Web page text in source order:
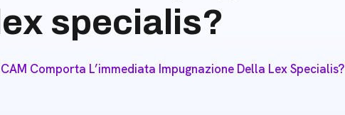
specialis?
Comporta L’immediata Impugnazione Della Lex Specialis?